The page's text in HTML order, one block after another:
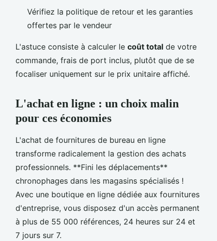
Vérifiez la politique de retour et les garanties
offertes par le vendeur
L'astuce consiste à calculer le coût total de votre
commande, frais de port inclus, plutôt que de se
focaliser uniquement sur le prix unitaire affiché.
L'achat en ligne : un choix malin
pour ces économies
L'achat de fournitures de bureau en ligne
transforme radicalement la gestion des achats
professionnels. **Fini les déplacements**
chronophages dans les magasins spécialisés !
Avec une boutique en ligne dédiée aux fournitures
d'entreprise, vous disposez d'un accès permanent
à plus de 55 000 références, 24 heures sur 24 et
7 jours sur 7.